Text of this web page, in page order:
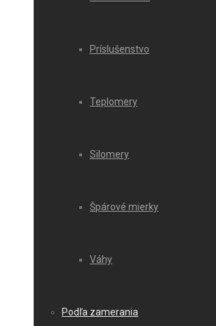
Príslušenstvo
Teplomery
Silomery
Špárové mierky
Váhy
Podľa zamerania